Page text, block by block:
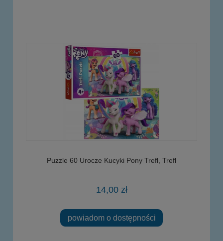
Puzzle 60 Urocze Kucyki Pony Trefl, Trefl
14,00 zł
powiadom o dostępności